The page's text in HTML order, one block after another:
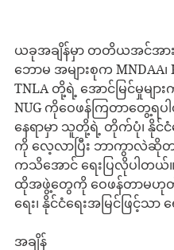
ယခုအချိန်မှာ တတိယအင်အား
ဘောမ အများစုက MNDAA၊
TNLA တို့ရဲ့ အောင်မြင်မှုများကို
NUG ကိုဝေဖန်ကြတာတွေ့ရပ
နေရာမှာ သူတို့ရဲ့ တိုက်ပုံ၊ နိုင်ငံ
ကို လေ့လာပြီး ဘာကွာလဲဆို
ကသိအောင် ရေးပြလိုပါတယ်။
ထိုအဖွဲ့တွေကို ဝေဖန်တာမဟု
ရေး၊ နိုင်ငံရေးအမြင်ဖြင့်သာ ရ
အချိန်